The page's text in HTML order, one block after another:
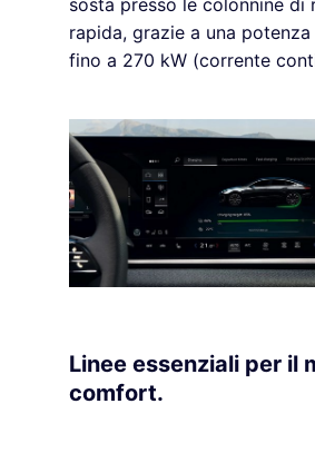
rapida, grazie a una
fino a 270 kW (corrente
Linee essenziali per il
comfort.